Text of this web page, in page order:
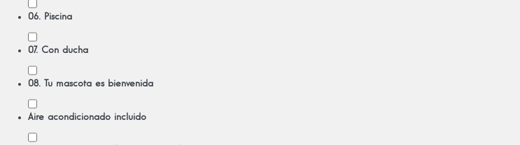
06. Piscina
07. Con ducha
08. Tu mascota es bienvenida
Aire acondicionado incluido